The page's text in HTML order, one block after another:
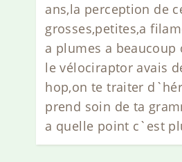
ans,la perception de
grosses,petites,a
a plumes a beaucoup
le vélociraptor avais
hop,on te traiter
prend soin de ta
a quelle point c`est